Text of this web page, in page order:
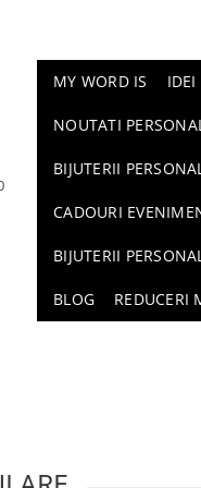
MY WORD IS IDEI
NOUTATI
BIJUTERII
CADOURI
BIJUTERII
BLOG REDUCERI